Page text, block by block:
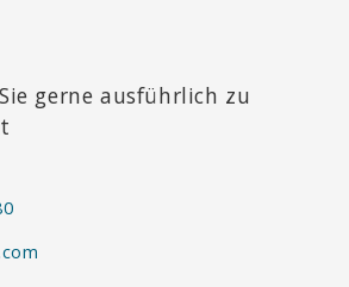
gerne ausführlich zu